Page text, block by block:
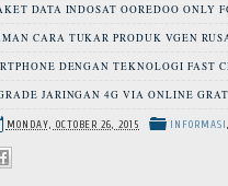
DATA INDOSAT OOREDOO ONLY
CARA TUKAR PRODUK VGEN
DENGAN TEKNOLOGI FAST
JARINGAN 4G VIA ONLINE
MONDAY, OCTOBER 26, 2015 INFORMASI,